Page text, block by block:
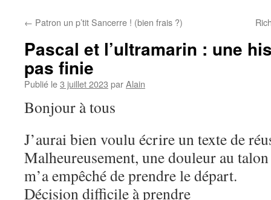
← Patron un p’tit Sancerre ! (bien frais ?)
Pascal et l’ultramarin : une
pas finie
Publié le3 juillet 2023 parAlain
Bonjour à tous
J’aurai bien voulu écrire un texte de
Malheureusement, une douleur au
m’a empêché de prendre le départ.
Décision difficile à prendre